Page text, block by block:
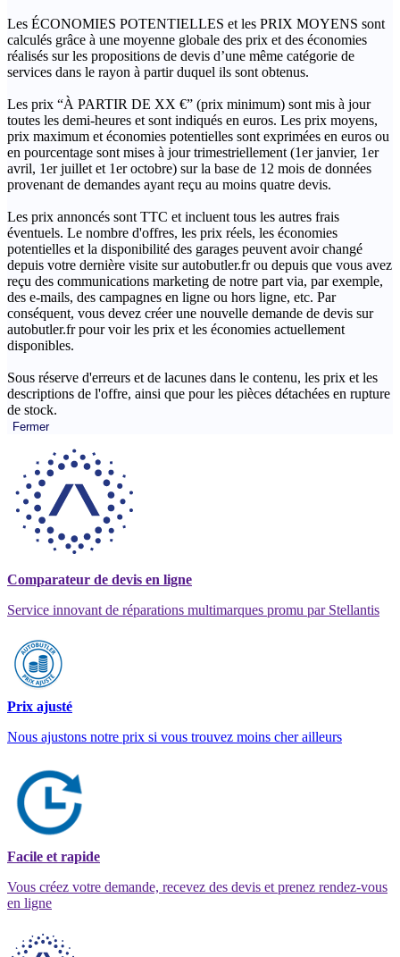
Les ÉCONOMIES POTENTIELLES et les PRIX MOYENS sont
calculés grâce à une moyenne globale des prix et des économies
réalisés sur les propositions de devis d’une même catégorie de
services dans le rayon à partir duquel ils sont obtenus.
Les prix “À PARTIR DE XX €” (prix minimum) sont mis à jour
toutes les demi-heures et sont indiqués en euros. Les prix moyens,
prix maximum et économies potentielles sont exprimées en euros ou
en pourcentage sont mises à jour trimestriellement (1er janvier, 1er
avril, 1er juillet et 1er octobre) sur la base de 12 mois de données
provenant de demandes ayant reçu au moins quatre devis.
Les prix annoncés sont TTC et incluent tous les autres frais
éventuels. Le nombre d'offres, les prix réels, les économies
potentielles et la disponibilité des garages peuvent avoir changé
depuis votre dernière visite sur autobutler.fr ou depuis que vous avez
reçu des communications marketing de notre part via, par exemple,
des e-mails, des campagnes en ligne ou hors ligne, etc. Par
conséquent, vous devez créer une nouvelle demande de devis sur
autobutler.fr pour voir les prix et les économies actuellement
disponibles.
Sous réserve d'erreurs et de lacunes dans le contenu, les prix et les
descriptions de l'offre, ainsi que pour les pièces détachées en rupture
de stock.
Fermer
Comparateur de devis en ligne
Service innovant de réparations multimarques promu par Stellantis
Prix ajusté
Nous ajustons notre prix si vous trouvez moins cher ailleurs
Facile et rapide
Vous créez votre demande, recevez des devis et prenez rendez-vous
en ligne